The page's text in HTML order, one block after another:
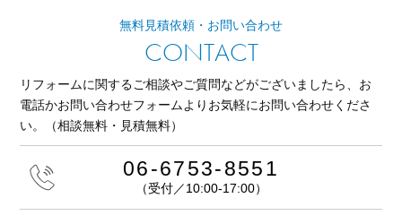
無料見積依頼・お問い合わせ
CONTACT
リフォームに関するご相談やご質問などがございましたら、 お
電話かお問い合わせフォームよりお気軽にお問い合わせくださ
い。
（相談無料・見積無料）
06-6753-8551
（受付／10:00-17:00）